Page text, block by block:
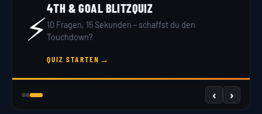
⚡
4TH & GOAL BLITZQUIZ
10 Fragen, 15 Sekunden – schaffst du den
Touchdown?
QUIZ STARTEN →
‹ ›